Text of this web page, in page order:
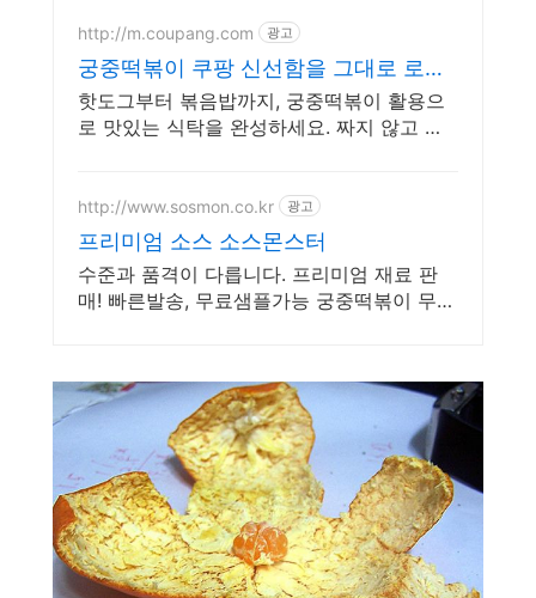
http://m.coupang.com 광고
궁중떡볶이 쿠팡 신선함을 그대로 로켓
배송
핫도그부터 볶음밥까지, 궁중떡볶이 활용으
로 맛있는 식탁을 완성하세요. 짜지 않고 부
http://www.sosmon.co.kr 광고
프리미엄 소스 소스몬스터
수준과 품격이 다릅니다. 프리미엄 재료 판
매! 빠른발송, 무료샘플가능 궁중떡볶이 무료